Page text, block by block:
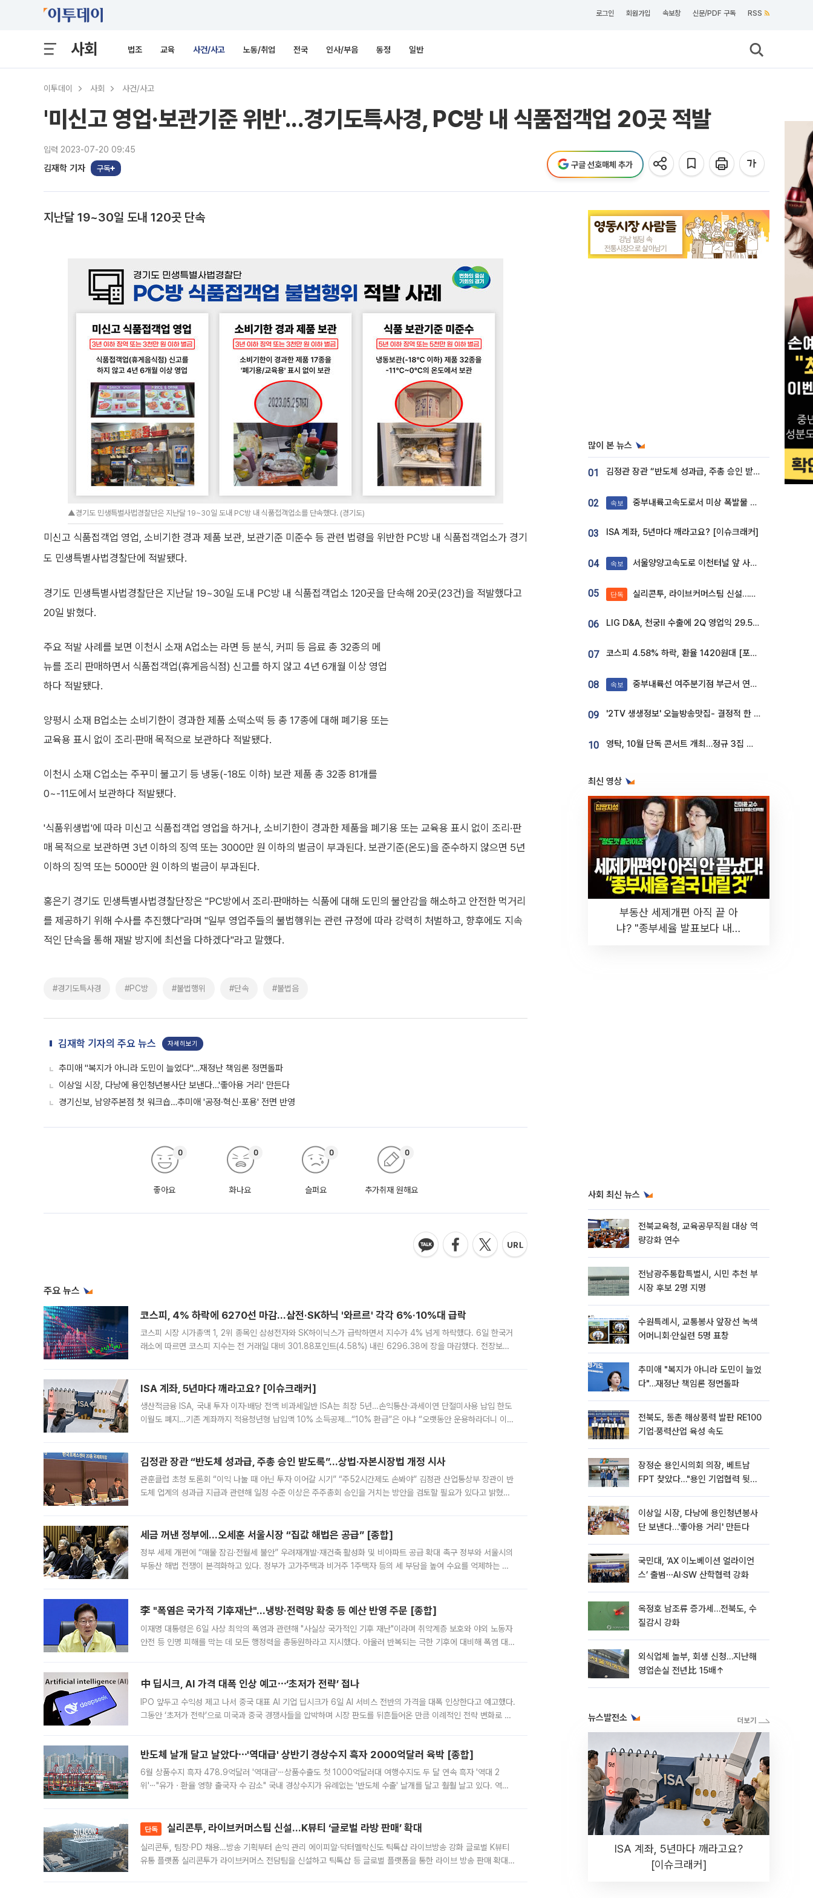
로그인 회원가입 속보창 신문/PDF 구독 RSS
사회 법조 교육 사건/사고 노동/취업 전국 인사/부음 동정 일반
이투데이 사회 사건/사고
'미신고 영업·보관기준 위반'...경기도특사경, PC방 내 식품접객업 20곳 적발
입력 2023-07-20 09:45
김재학 기자 구독 구글 선호매체 추가
지난달 19~30일 도내 120곳 단속
▲경기도 민생특별사법경찰단은 지난달 19~30일 도내 PC방 내 식품접객업소를 단속했다. (경기도)
미신고 식품접객업 영업, 소비기한 경과 제품 보관, 보관기준 미준수 등 관련 법령을 위반한 PC방 내 식품접객업소가 경기
도 민생특별사법경찰단에 적발됐다.
경기도 민생특별사법경찰단은 지난달 19~30일 도내 PC방 내 식품접객업소 120곳을 단속해 20곳(23건)을 적발했다고
20일 밝혔다.
주요 적발 사례를 보면 이천시 소재 A업소는 라면 등 분식, 커피 등 음료 총 32종의 메
뉴를 조리 판매하면서 식품접객업(휴게음식점) 신고를 하지 않고 4년 6개월 이상 영업
하다 적발됐다.
양평시 소재 B업소는 소비기한이 경과한 제품 소떡소떡 등 총 17종에 대해 폐기용 또는
교육용 표시 없이 조리·판매 목적으로 보관하다 적발됐다.
이천시 소재 C업소는 주꾸미 불고기 등 냉동(-18도 이하) 보관 제품 총 32종 81개를
0~-11도에서 보관하다 적발됐다.
'식품위생법'에 따라 미신고 식품접객업 영업을 하거나, 소비기한이 경과한 제품을 폐기용 또는 교육용 표시 없이 조리·판
매 목적으로 보관하면 3년 이하의 징역 또는 3000만 원 이하의 벌금이 부과된다. 보관기준(온도)을 준수하지 않으면 5년
이하의 징역 또는 5000만 원 이하의 벌금이 부과된다.
홍은기 경기도 민생특별사법경찰단장은 "PC방에서 조리·판매하는 식품에 대해 도민의 불안감을 해소하고 안전한 먹거리
를 제공하기 위해 수사를 추진했다"라며 "일부 영업주들의 불법행위는 관련 규정에 따라 강력히 처벌하고, 향후에도 지속
적인 단속을 통해 재발 방지에 최선을 다하겠다"라고 말했다.
#경기도특사경 #PC방 #불법행위 #단속 #불법음
김재학 기자의 주요 뉴스 자세히보기
추미애 "복지가 아니라 도민이 늘었다"…재정난 책임론 정면돌파
이상일 시장, 다낭에 용인청년봉사단 보낸다…'좋아용 거리' 만든다
경기신보, 남양주본점 첫 워크숍…추미애 '공정·혁신·포용' 전면 반영
좋아요
0
화나요
0
슬퍼요
0
추가취재 원해요
0
주요 뉴스
코스피, 4% 하락에 6270선 마감…삼전·SK하닉 '와르르' 각각 6%·10%대 급락
코스피 시장 시가총액 1, 2위 종목인 삼성전자와 SK하이닉스가 급락하면서 지수가 4% 넘게 하락했다. 6일 한국거
래소에 따르면 코스피 지수는 전 거래일 대비 301.88포인트(4.58%) 내린 6296.38에 장을 마감했다. 전장보다
ISA 계좌, 5년마다 깨라고요? [이슈크래커]
생산적금융 ISA, 국내 투자 이자·배당 전액 비과세일반 ISA는 최장 5년…손익통산·과세이연 단절미사용 납입 한도
이월도 폐지…기존 계좌까지 적용청년형 납입액 10% 소득공제…“10% 환급”은 아냐 “오랫동안 운용하라더니 이제
김정관 장관 “반도체 성과급, 주총 승인 받도록”…상법·자본시장법 개정 시사
관훈클럽 초청 토론회 “이익 나눌 때 아닌 투자 이어갈 시기” “주52시간제도 손봐야” 김정관 산업통상부 장관이 반
도체 업계의 성과급 지급과 관련해 일정 수준 이상은 주주총회 승인을 거치는 방안을 검토할 필요가 있다고 밝혔다.
세금 꺼낸 정부에…오세훈 서울시장 “집값 해법은 공급” [종합]
정부 세제 개편에 “매물 잠김·전월세 불안” 우려재개발·재건축 활성화 및 비아파트 공급 확대 촉구 정부와 서울시의
부동산 해법 전쟁이 본격화하고 있다. 정부가 고가주택과 비거주 1주택자 등의 세 부담을 높여 수요를 억제하는 카
李 "폭염은 국가적 기후재난"…냉방·전력망 확충 등 예산 반영 주문 [종합]
이재명 대통령은 6일 사상 최악의 폭염과 관련해 "사실상 국가적인 기후 재난"이라며 취약계층 보호와 야외 노동자
안전 등 인명 피해를 막는 데 모든 행정력을 총동원하라고 지시했다. 아울러 반복되는 극한 기후에 대비해 폭염 대응
中 딥시크, AI 가격 대폭 인상 예고⋯‘초저가 전략’ 접나
IPO 앞두고 수익성 제고 나서 중국 대표 AI 기업 딥시크가 6일 AI 서비스 전반의 가격을 대폭 인상한다고 예고했다.
그동안 ‘초저가 전략’으로 미국과 중국 경쟁사들을 압박하며 시장 판도를 뒤흔들어온 만큼 이례적인 전략 변화로 평
반도체 날개 달고 날았다⋯'역대급' 상반기 경상수지 흑자 2000억달러 육박 [종합]
6월 상품수지 흑자 478.9억달러 '역대급'⋯상품수출도 첫 1000억달러대 여행수지도 두 달 연속 흑자 '역대 2
위'⋯"유가ㆍ환율 영향 출국자 수 감소" 국내 경상수지가 유례없는 '반도체 수출' 날개를 달고 훨훨 날고 있다. 역대
단독 실리콘투, 라이브커머스팀 신설…K뷰티 ‘글로벌 라방 판매’ 확대
실리콘투, 팀장·PD 채용…방송 기획부터 손익 관리 에이피알·닥터멜락신도 틱톡샵 라이브방송 강화 글로벌 K뷰티
유통 플랫폼 실리콘투가 라이브커머스 전담팀을 신설하고 틱톡샵 등 글로벌 플랫폼을 통한 라이브 방송 판매 확대에
많이 본 뉴스
01 김정관 장관 “반도체 성과급, 주총 승인 받도록”…상법·자본시장법 개정 시사
02 속보 중부내륙고속도로서 미상 폭발물 발견
03 ISA 계좌, 5년마다 깨라고요? [이슈크래커]
04 속보 서울양양고속도로 이천터널 앞 사고 발생
05 단독 실리콘투, 라이브커머스팀 신설…K뷰티 ‘글로벌 판매망’ 확대[K뷰티 라방戰]
06 LIG D&A, 천궁Ⅱ 수출에 2Q 영업익 29.5%↑…수주잔고 24.6조 [종합]
07 코스피 4.58% 하락, 환율 1420원대 [포토]
08 속보 중부내륙선 여주분기점 부근서 연이은 추돌사고 발생
09 '2TV 생생정보' 오늘방송맛집- 결정적 한 수, 3종 메밀면! 메밀 소바 맛집 '의○○○○'
10 영탁, 10월 단독 콘서트 개최…정규 3집 신곡 첫선
최신 영상
부동산 세제개편 아직 끝 아
냐? "종부세율 발표보다 내릴
사회 최신 뉴스
전북교육청, 교육공무직원 대상 역
량강화 연수
전남광주통합특별시, 시민 추천 부
시장 후보 2명 지명
수원특례시, 교통봉사 앞장선 녹색
어머니회·안실련 5명 표창
추미애 "복지가 아니라 도민이 늘었
다"…재정난 책임론 정면돌파
전북도, 동촌 해상풍력 발판 RE100
기업·풍력산업 육성 속도
장정순 용인시의회 의장, 베트남
FPT 찾았다…"용인 기업협력 뒷받
이상일 시장, 다낭에 용인청년봉사
단 보낸다…'좋아용 거리' 만든다
국민대, ‘AX 이노베이션 얼라이언
스’ 출범⋯AI·SW 산학협력 강화
옥정호 남조류 증가세…전북도, 수
질감시 강화
외식업체 놀부, 회생 신청…지난해
영업손실 전년比 15배↑
뉴스발전소
ISA 계좌, 5년마다 깨라고요?
[이슈크래커]